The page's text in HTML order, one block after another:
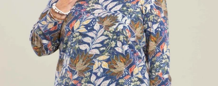
Bas/Chaussettes
Pantoufles